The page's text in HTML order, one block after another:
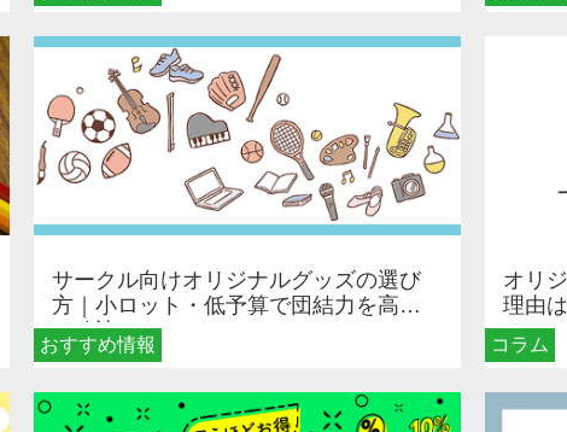
おすすめ情報
サークル向けオリジナルグッズの選び
方｜小ロット・低予算で団結力を高め
る秘訣
コラム
オリ
理由
メリ